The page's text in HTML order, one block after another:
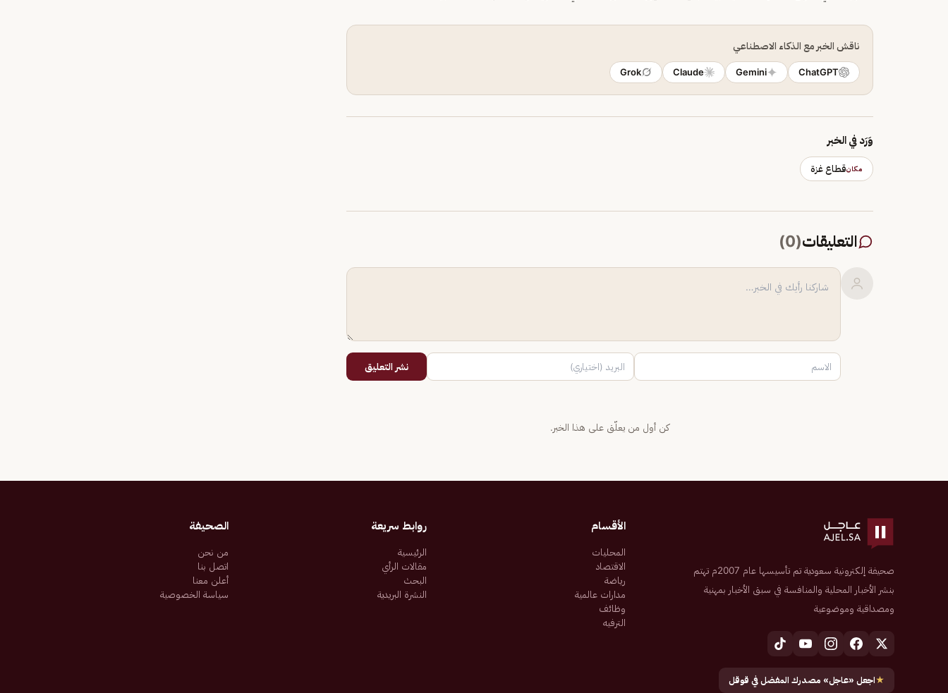
ناقش الخبر مع الذكاء الاصطناعي
ChatGPT
Gemini
Claude
Grok
وَرَد في الخبر
مكانقطاع غزة
التعليقات(
0
)
نشر التعليق
كن أول من يعلّق على هذا الخبر.
صحيفة إلكترونية سعودية تم تأسيسها عام 2007م تهتم
بنشر الأخبار المحلية والمنافسة في سبق الأخبار بمهنية
ومصداقية وموضوعية
★اجعل «عاجل» مصدرك المفضل في قوقل
الأقسام
المحليات
الاقتصاد
رياضة
مدارات عالمية
وظائف
الترفيه
روابط سريعة
الرئيسية
مقالات الرأي
البحث
النشرة البريدية
الصحيفة
من نحن
اتصل بنا
أعلن معنا
سياسة الخصوصية